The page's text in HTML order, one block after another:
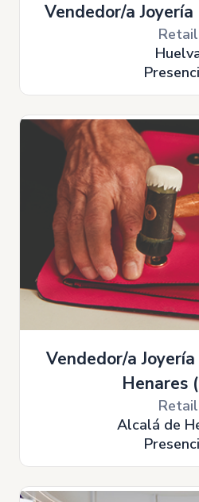
Vendedor/a
Retail
Vendedor/a
Henares
Retail
Alcalá de